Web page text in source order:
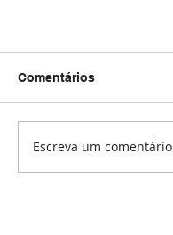
Comentários
Escreva um comentário